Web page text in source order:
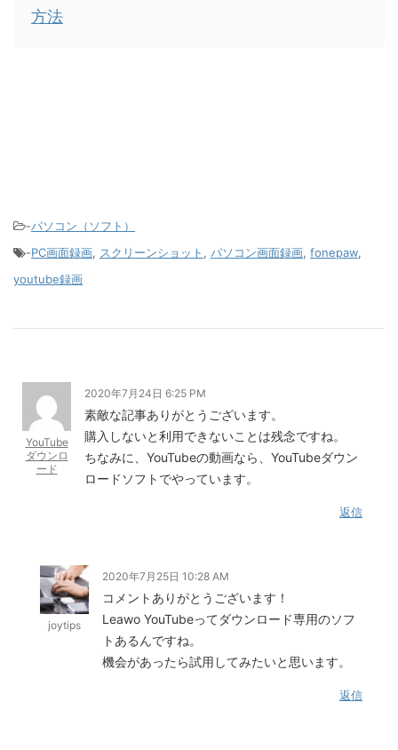
方法
-パソコン（ソフト）
-PC画面録画, スクリーンショット , パソコン画面録画, fonepaw,
youtube録画
YouTube
ダウンロ
ード
2020年7月24日 6:25 PM
素敵な記事ありがとうございます。
購入しないと利用できないことは残念ですね。
ちなみに、YouTubeの動画なら、YouTubeダウン
ロードソフトでやっています。
返信
joytips
2020年7月25日 10:28 AM
コメントありがとうございます！
Leawo YouTubeってダウンロード専用のソフ
トあるんですね。
機会があったら試用してみたいと思います。
返信